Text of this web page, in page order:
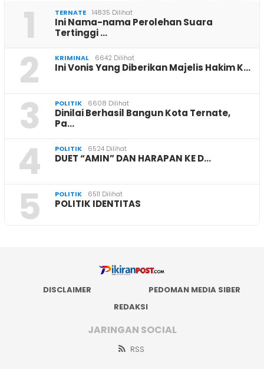
1 TERNATE 14835 Dilihat
Ini Nama-nama Perolehan Suara
Tertinggi …
2 KRIMINAL 6642 Dilihat
Ini Vonis Yang Diberikan Majelis Hakim K…
3 POLITIK 6608 Dilihat
Dinilai Berhasil Bangun Kota Ternate,
Pa…
4 POLITIK 6524 Dilihat
DUET “AMIN” DAN HARAPAN KE D…
5 POLITIK 6511 Dilihat
POLITIK IDENTITAS
DISCLAIMER
PEDOMAN MEDIA SIBER
REDAKSI
JARINGAN SOCIAL
RSS